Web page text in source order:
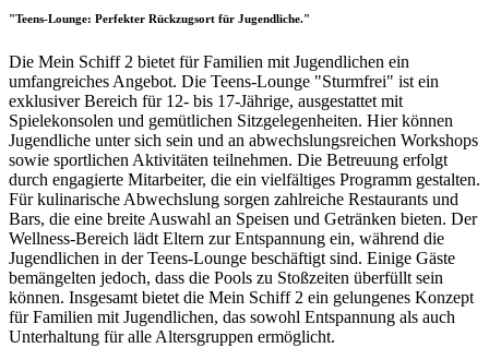
"Teens-Lounge: Perfekter Rückzugsort für Jugendliche."
Die Mein Schiff 2 bietet für Familien mit Jugendlichen ein
umfangreiches Angebot. Die Teens-Lounge "Sturmfrei" ist ein
exklusiver Bereich für 12- bis 17-Jährige, ausgestattet mit
Spielekonsolen und gemütlichen Sitzgelegenheiten. Hier können
Jugendliche unter sich sein und an abwechslungsreichen Workshops
sowie sportlichen Aktivitäten teilnehmen. Die Betreuung erfolgt
durch engagierte Mitarbeiter, die ein vielfältiges Programm gestalten.
Für kulinarische Abwechslung sorgen zahlreiche Restaurants und
Bars, die eine breite Auswahl an Speisen und Getränken bieten. Der
Wellness-Bereich lädt Eltern zur Entspannung ein, während die
Jugendlichen in der Teens-Lounge beschäftigt sind. Einige Gäste
bemängelten jedoch, dass die Pools zu Stoßzeiten überfüllt sein
können. Insgesamt bietet die Mein Schiff 2 ein gelungenes Konzept
für Familien mit Jugendlichen, das sowohl Entspannung als auch
Unterhaltung für alle Altersgruppen ermöglicht.